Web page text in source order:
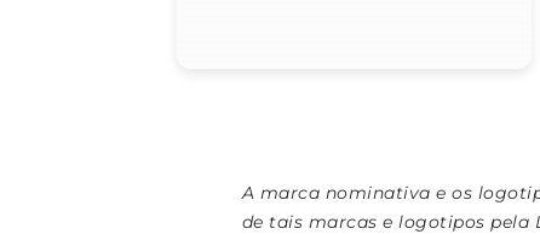
A marca nominativa e os
de tais marcas e logotipos pela